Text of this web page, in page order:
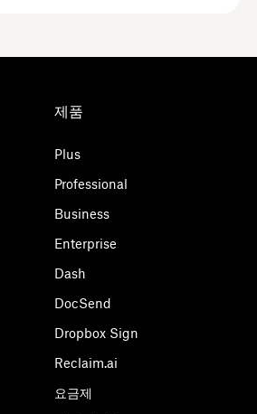
제품
Plus
Professional
Business
Enterprise
Dash
DocSend
Dropbox Sign
Reclaim.ai
요금제